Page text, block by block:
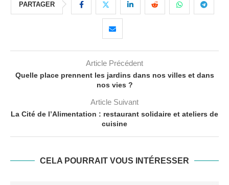
PARTAGER
Article Précédent
Quelle place prennent les jardins dans nos villes et dans
nos vies ?
Article Suivant
La Cité de l’Alimentation : restaurant solidaire et ateliers de
cuisine
CELA POURRAIT VOUS INTÉRESSER